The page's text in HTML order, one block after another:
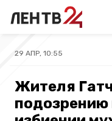
29 АПР, 10:55
Жителя
подозрению